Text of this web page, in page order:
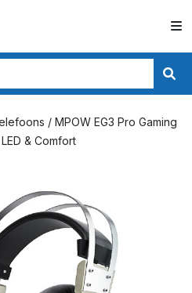
/ MPOW EG3 Pro Gaming
& Comfort